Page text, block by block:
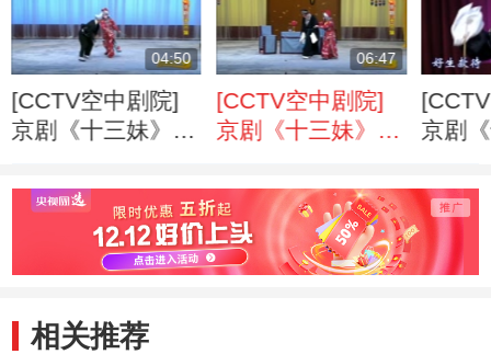
04:50
[CCTV空中剧院]
京剧《十三妹》
06:47
[CCTV空中剧院]
京剧《十三妹》
京剧
相关推荐